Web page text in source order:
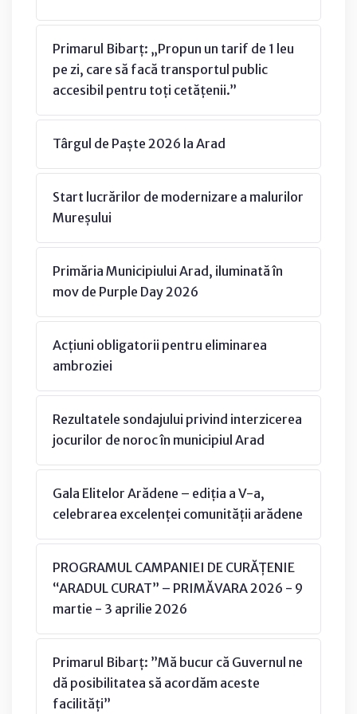
Primarul Bibarț: „Propun un tarif de 1 leu
pe zi, care să facă transportul public
accesibil pentru toți cetățenii.”
Târgul de Paște 2026 la Arad
Start lucrărilor de modernizare a malurilor
Mureșului
Primăria Municipiului Arad, iluminată în
mov de Purple Day 2026
Acțiuni obligatorii pentru eliminarea
ambroziei
Rezultatele sondajului privind interzicerea
jocurilor de noroc în municipiul Arad
Gala Elitelor Arădene – ediția a V-a,
celebrarea excelenței comunității arădene
PROGRAMUL CAMPANIEI DE CURĂȚENIE
“ARADUL CURAT” – PRIMĂVARA 2026 - 9
martie - 3 aprilie 2026
Primarul Bibarț: ”Mă bucur că Guvernul ne
dă posibilitatea să acordăm aceste
facilități”